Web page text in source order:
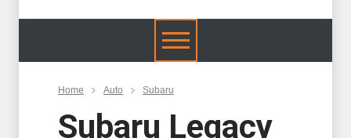
Home Auto Subaru
Subaru Legacy